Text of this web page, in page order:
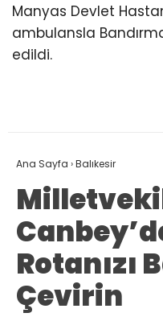
Manyas Devlet
ambulansla
edildi.
Ana Sayfa ›Balıkesir
Rotanızı
Çevirin